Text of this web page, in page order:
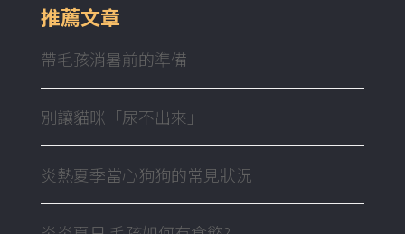
推薦文章
帶毛孩消暑前的準備
別讓貓咪「尿不出來」
炎熱夏季當心狗狗的常見狀況